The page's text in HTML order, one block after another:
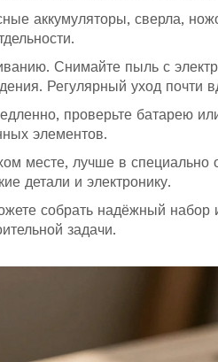
аккумуляторы, сверла,
Снимайте пыль с
Регулярный уход почти
проверьте батарею
элементов.
месте, лучше в
детали и электронику.
собрать надёжный набор
задачи.